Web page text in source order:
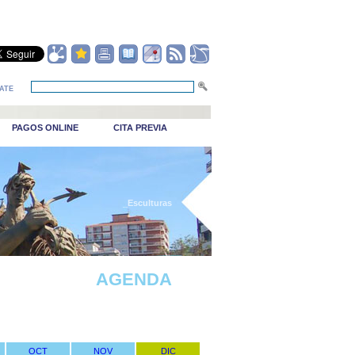
PAGOS ONLINE CITA PREVIA
_Esculturas
AGENDA
OCT NOV DIC